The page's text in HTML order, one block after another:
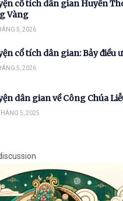
cổ tích dân gian Huyền
Vàng
5, 2026
cổ tích dân gian: Bảy điều
5, 2026
dân gian về Công Chúa
5, 2025